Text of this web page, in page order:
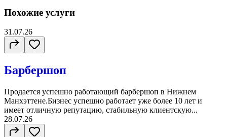
Похожие услуги
31.07.26
Барбершоп
Продается успешно работающий барбершоп в Нижнем
Манхэттене.Бизнес успешно работает уже более 10 лет и
имеет отличную репутацию, стабильную клиентскую...
28.07.26